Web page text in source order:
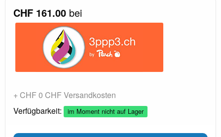
CHF 161.00 bei
+ CHF 0 CHF Versandkosten
Verfügbarkeit:
im Moment nicht auf Lager